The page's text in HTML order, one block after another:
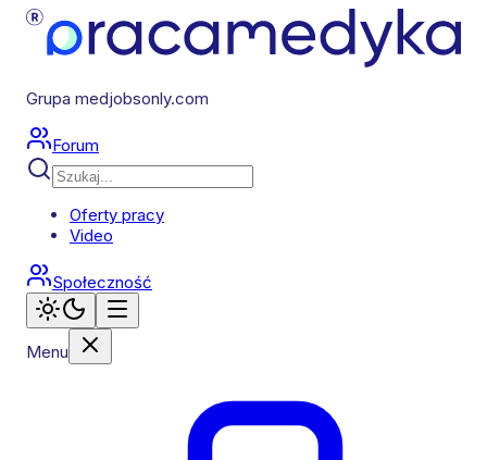
Grupa medjobsonly.com
Forum
Oferty pracy
Video
Społeczność
Menu